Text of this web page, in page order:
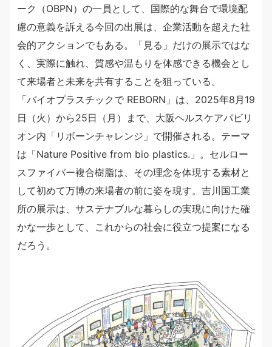
ーク（OBPN）の一員として、国際的な舞台で環境配
慮の意義を訴える今回の出展は、企業活動を超えた社
会的アクションでもある。「見る」だけの展示ではな
く、実際に触れ、質感や温もりを体感できる機会とし
て来場者と未来を共有することを狙っている。
「バイオプラスチックで REBORN」は、2025年8月19
日（火）から25日（月）まで、大阪ヘルスケアパビリ
オン内「リボーンチャレンジ」で開催される。テーマ
は「Nature Positive from bio plastics.」。セルロー
スファイバー複合樹脂は、その理念を体現する素材と
して初めて万博の来場者の前に姿を現す。吉川国工業
所の展示は、サステナブルな暮らしの実現に向けた確
かな一歩として、これからの社会に役立つ提案になる
だろう。